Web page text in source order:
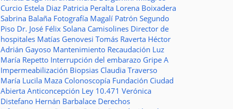
Curcio Estela Diaz Patricia Peralta Lorena Boixadera
Sabrina Balaña Fotografía Magalí Patrón Segundo
Piso Dr. José Félix Solana Camisolines Director de
hospitales Matías Genovesi Tomás Raverta Héctor
Adrián Gayoso Mantenimiento Recaudación Luz
María Repetto Interrupción del embarazo Gripe A
Impermeabilización Biopsias Claudia Traverso
María Lucila Maza Colonoscopía Fundación Ciudad
Abierta Anticoncepción Ley 10.471 Verónica
Distefano Hernán Barbalace Derechos